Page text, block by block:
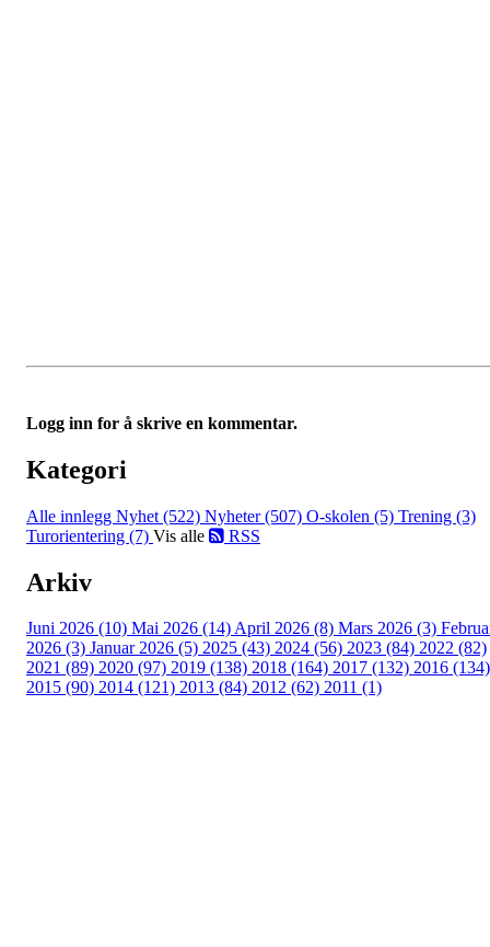
Logg inn for å skrive en kommentar.
Kategori
Alle innlegg Nyhet (522) Nyheter (507) O-skolen (5) Trening (3)
Turorientering (7) Vis alle RSS
Arkiv
Juni 2026 (10) Mai 2026 (14)April 2026 (8) Mars 2026 (3)
2026 (3) Januar 2026 (5) 2025 (43) 2024 (56) 2023 (84) 2022 (82)
2021 (89) 2020 (97) 2019 (138) 2018 (164) 2017 (132) 2016 (134)
2015 (90) 2014 (121) 2013 (84) 2012 (62) 2011 (1)